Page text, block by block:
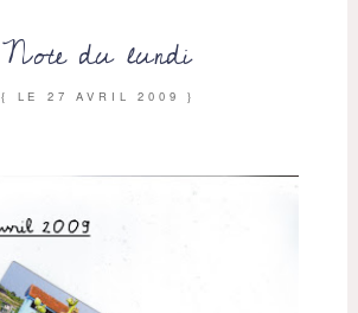
Note du lundi
{ LE 27 AVRIL 2009 }